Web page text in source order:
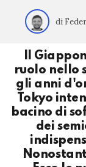
di
Il
ruolo nello
gli anni
Tokyo
bacino di
dei